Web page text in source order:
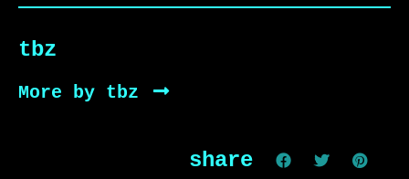
tbz
More by tbz
share